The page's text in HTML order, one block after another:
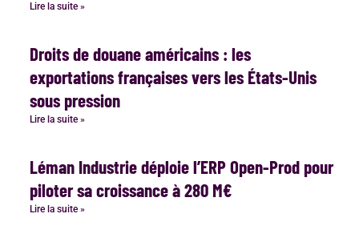
Lire la suite »
Droits de douane américains : les
exportations françaises vers les États-Unis
sous pression
Lire la suite »
Léman Industrie déploie l’ERP Open-Prod pour
piloter sa croissance à 280 M€
Lire la suite »